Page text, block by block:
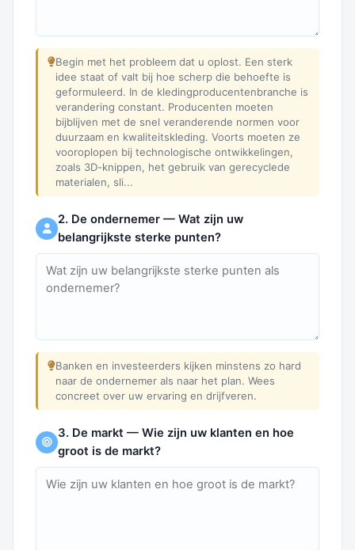
Begin met het probleem dat u oplost. Een sterk
idee staat of valt bij hoe scherp die behoefte is
geformuleerd. In de kledingproducentenbranche is
verandering constant. Producenten moeten
bijblijven met de snel veranderende normen voor
duurzaam en kwaliteitskleding. Voorts moeten ze
vooroplopen bij technologische ontwikkelingen,
zoals 3D-knippen, het gebruik van gerecyclede
materialen, sli...
2. De ondernemer — Wat zijn uw
belangrijkste sterke punten?
Banken en investeerders kijken minstens zo hard
naar de ondernemer als naar het plan. Wees
concreet over uw ervaring en drijfveren.
3. De markt — Wie zijn uw klanten en hoe
groot is de markt?